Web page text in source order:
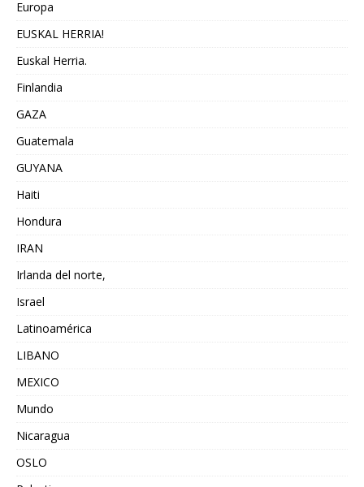
Europa
EUSKAL HERRIA!
Euskal Herria.
Finlandia
GAZA
Guatemala
GUYANA
Haiti
Hondura
IRAN
Irlanda del norte,
Israel
Latinoamérica
LIBANO
MEXICO
Mundo
Nicaragua
OSLO